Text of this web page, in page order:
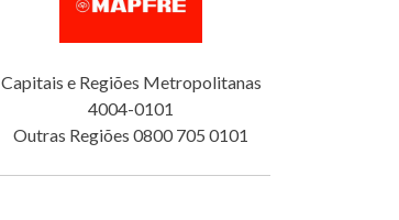
Capitais e Regiões Metropolitanas
4004-0101
Outras Regiões 0800 705 0101